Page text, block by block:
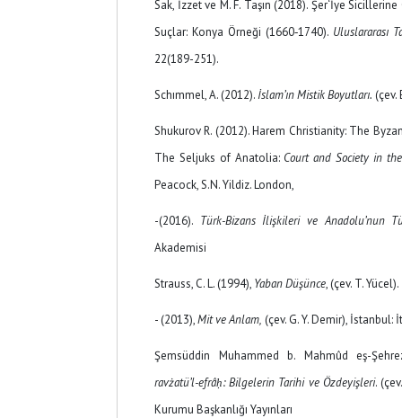
Sak, İzzet ve M. F. Taşın (2018). Şer‘İye
Suçlar: Konya Örneği (1660‐1740). Uluslararası
22(189-251).
Schımmel, A. (2012). İslam’ın Mistik Boyutları. (çev.
Shukurov R. (2012). Harem Christianity: The
The Seljuks of Anatolia: Court and Society in
Peacock, S.N. Yildiz. London,
-(2016). Türk-Bizans İlişkileri ve Anadolu’nun
Akademisi
Strauss, C. L. (1994), Yaban Düşünce, (çev. T.
- (2013),Mit ve Anlam, (çev. G. Y. Demir), İstanbul:
Şemsüddin Muhammed b. Mahmûd eş-
ravżatü’l-efrâḥ: Bilgelerin Tarihi ve Özdeyişleri.
Kurumu Başkanlığı Yayınları